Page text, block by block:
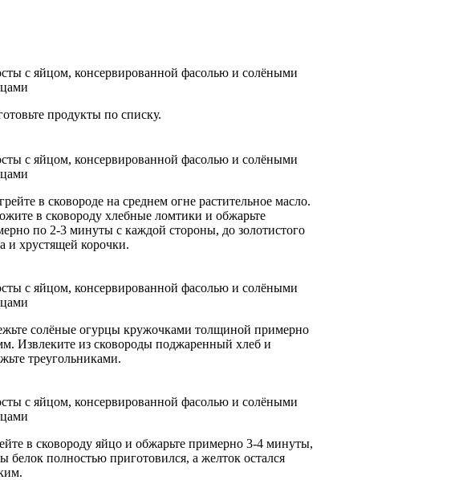
продукты по списку.
в сковороде на среднем огне растительное масло.
в сковороду хлебные ломтики и обжарьте
по 2-3 минуты с каждой стороны, до золотистого
и хрустящей корочки.
солёные огурцы кружочками толщиной примерно
Извлеките из сковороды поджаренный хлеб и
треугольниками.
в сковороду яйцо и обжарьте примерно 3-4 минуты,
белок полностью приготовился, а желток остался